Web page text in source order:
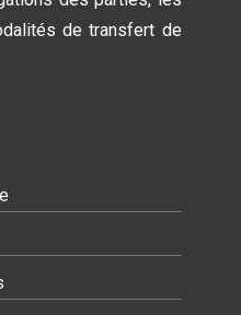
de transfert de